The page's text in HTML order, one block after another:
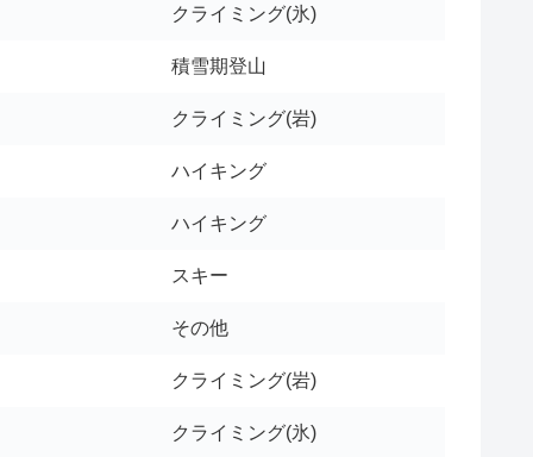
クライミング(氷)
積雪期登山
クライミング(岩)
ハイキング
ハイキング
スキー
その他
クライミング(岩)
クライミング(氷)